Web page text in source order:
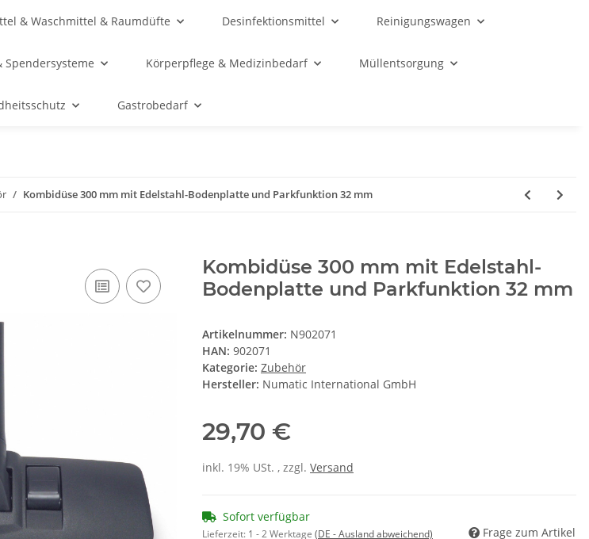
& Waschmittel & Raumdüfte Desinfektionsmittel Reinigungswagen
Spendersysteme Körperpflege & Medizinbedarf Müllentsorgung
Gastrobedarf
Kombidüse 300 mm mit Edelstahl-Bodenplatte und Parkfunktion 32 mm
Kombidüse 300 mm mit Edelstahl-
Bodenplatte und Parkfunktion 32 mm
Artikelnummer: N902071
HAN: 902071
Kategorie: Zubehör
Hersteller: Numatic International GmbH
29,70 €
inkl. 19% USt. , zzgl. Versand
Sofort verfügbar
Lieferzeit: 1 - 2 Werktage (DE - Ausland abweichend) Frage zum Artikel